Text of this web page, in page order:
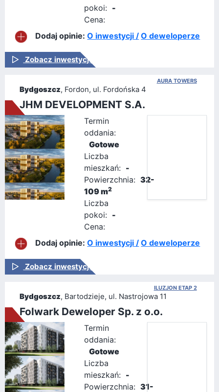
pokoi: -
Cena:
Dodaj opinie:O inwestycji / O deweloperze
Zobacz inwestycję
AURA TOWERS
Bydgoszcz, Fordon, ul. Fordońska 4
JHM DEVELOPMENT S.A.
Termin
oddania:
Gotowe
Liczba
mieszkań: -
Powierzchnia: 32-
109 m2
Liczba
pokoi: -
Cena:
Dodaj opinie:O inwestycji / O deweloperze
Zobacz inwestycję
ILUZJON ETAP 2
Bydgoszcz, Bartodzieje, ul. Nastrojowa 11
Folwark Deweloper Sp. z o.o.
Termin
oddania:
Gotowe
Liczba
mieszkań: -
Powierzchnia: 31-